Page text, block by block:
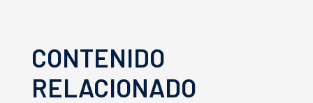
CONTENIDO
RELACIONADO